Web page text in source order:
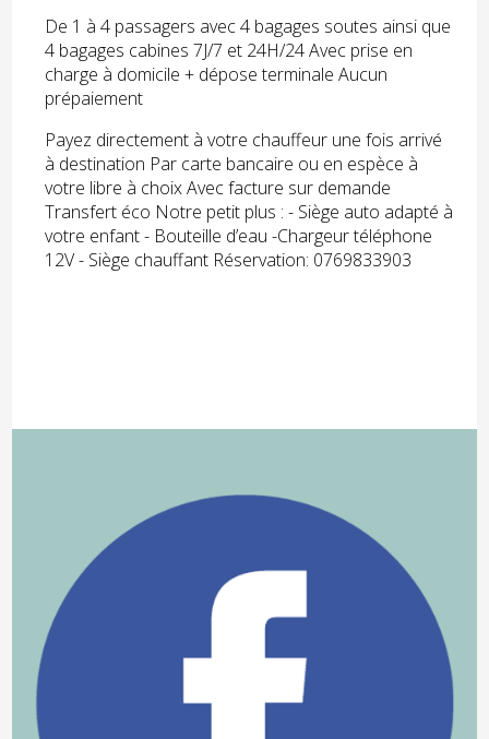
De 1 à 4 passagers avec 4 bagages soutes ainsi que
4 bagages cabines 7J/7 et 24H/24 Avec prise en
charge à domicile + dépose terminale Aucun
prépaiement
Payez directement à votre chauffeur une fois arrivé
à destination Par carte bancaire ou en espèce à
votre libre à choix Avec facture sur demande
Transfert éco Notre petit plus : - Siège auto adapté à
votre enfant - Bouteille d’eau -Chargeur téléphone
12V - Siège chauffant Réservation: 0769833903